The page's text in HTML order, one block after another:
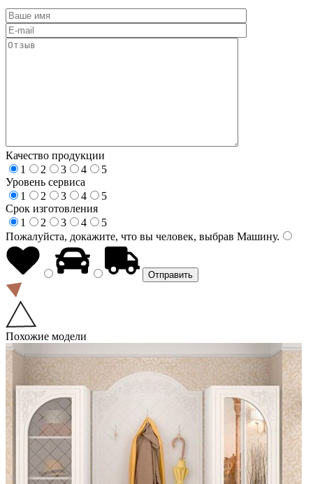
Качество продукции
1
2 3 4
5
Уровень сервиса
1
2 3 4
5
Срок изготовления
1
2 3 4
5
Пожалуйста, докажите, что вы человек, выбрав Машину.
Похожие модели